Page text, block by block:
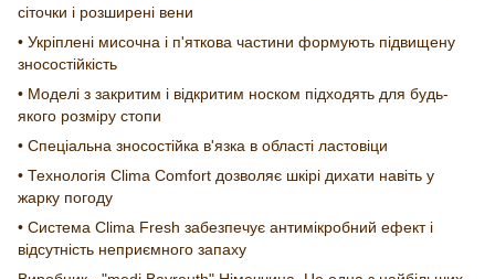
сіточки і розширені вени
• Укріплені мисочна і п'яткова частини формують підвищену
зносостійкість
• Моделі з закритим і відкритим носком підходять для будь-
якого розміру стопи
• Спеціальна зносостійка в'язка в області ластовіци
• Технологія Clima Comfort дозволяє шкірі дихати навіть у
жарку погоду
• Система Clima Fresh забезпечує антимікробний ефект і
відсутність неприємного запаху